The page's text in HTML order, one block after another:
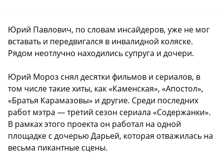
Юрий Павлович, по словам инсайдеров, уже не мог
вставать и передвигался в инвалидной коляске.
Рядом неотлучно находились супруга и дочери.
Юрий Мороз снял десятки фильмов и сериалов, в
том числе такие хиты, как «Каменская», «Апостол»,
«Братья Карамазовы» и другие. Среди последних
работ мэтра — третий сезон сериала «Содержанки».
В рамках этого проекта он работал на одной
площадке с дочерью Дарьей, которая отважилась на
весьма пикантные сцены.